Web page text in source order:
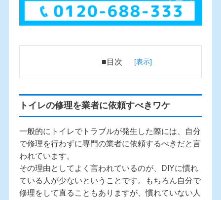
■目次
トイレの修理を業者に依頼すべきワケ
一般的にトイレでトラブルが発生した際には、自分
で修理を行わずに専門の業者に依頼するべきだと言
われています。
その理由としてよく言われているのが、DIYに慣れ
ている人が少ないということです。もちろん自分で
修理をして直ることもありますが、慣れていない人